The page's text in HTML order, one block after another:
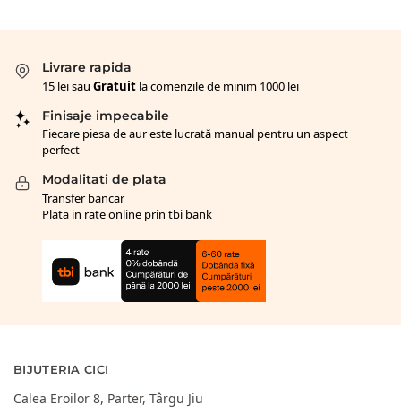
Livrare rapida
15 lei sau Gratuit la comenzile de minim 1000 lei
Finisaje impecabile
Fiecare piesa de aur este lucrată manual pentru un aspect
perfect
Modalitati de plata
Transfer bancar
Plata in rate online prin tbi bank
BIJUTERIA CICI
Calea Eroilor 8, Parter, Târgu Jiu